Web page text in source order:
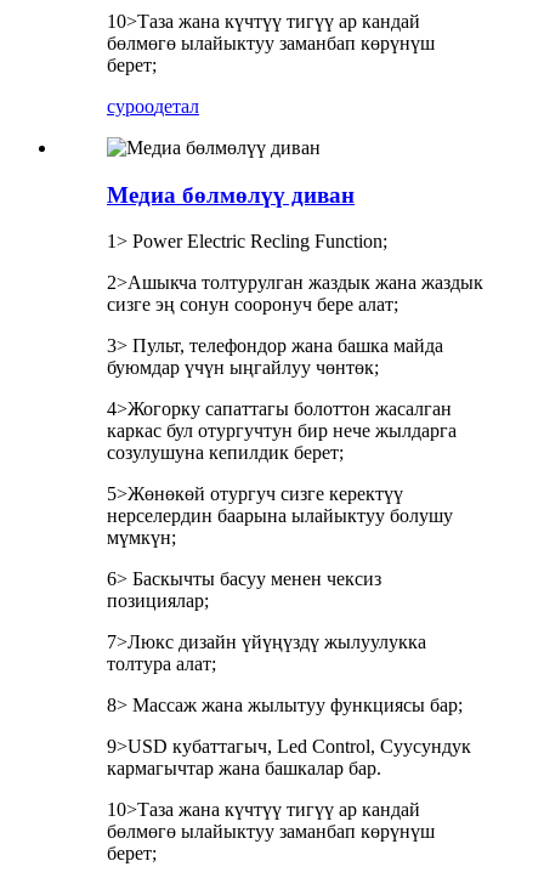
10>Таза жана күчтүү тигүү ар кандай
бөлмөгө ылайыктуу заманбап көрүнүш
берет;
суроодетал
Медиа бөлмөлүү диван
1> Power Electric Recling Function;
2>Ашыкча толтурулган жаздык жана жаздык
сизге эң сонун сооронуч бере алат;
3> Пульт, телефондор жана башка майда
буюмдар үчүн ыңгайлуу чөнтөк;
4>Жогорку сапаттагы болоттон жасалган
каркас бул отургучтун бир нече жылдарга
созулушуна кепилдик берет;
5>Жөнөкөй отургуч сизге керектүү
нерселердин баарына ылайыктуу болушу
мүмкүн;
6> Баскычты басуу менен чексиз
позициялар;
7>Люкс дизайн үйүңүздү жылуулукка
толтура алат;
8> Массаж жана жылытуу функциясы бар;
9>USD кубаттагыч, Led Control, Суусундук
кармагычтар жана башкалар бар.
10>Таза жана күчтүү тигүү ар кандай
бөлмөгө ылайыктуу заманбап көрүнүш
берет;